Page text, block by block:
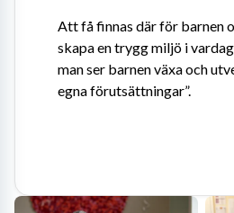
Att få finnas där för barnen
skapa en trygg miljö i
man ser barnen växa och
egna förutsättningar”.